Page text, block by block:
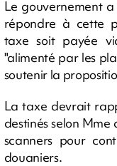
Le gouvernement
répondre à cette
taxe soit payée
"alimenté par les
soutenir la
La taxe devrait
destinés selon
scanners pour
douaniers.